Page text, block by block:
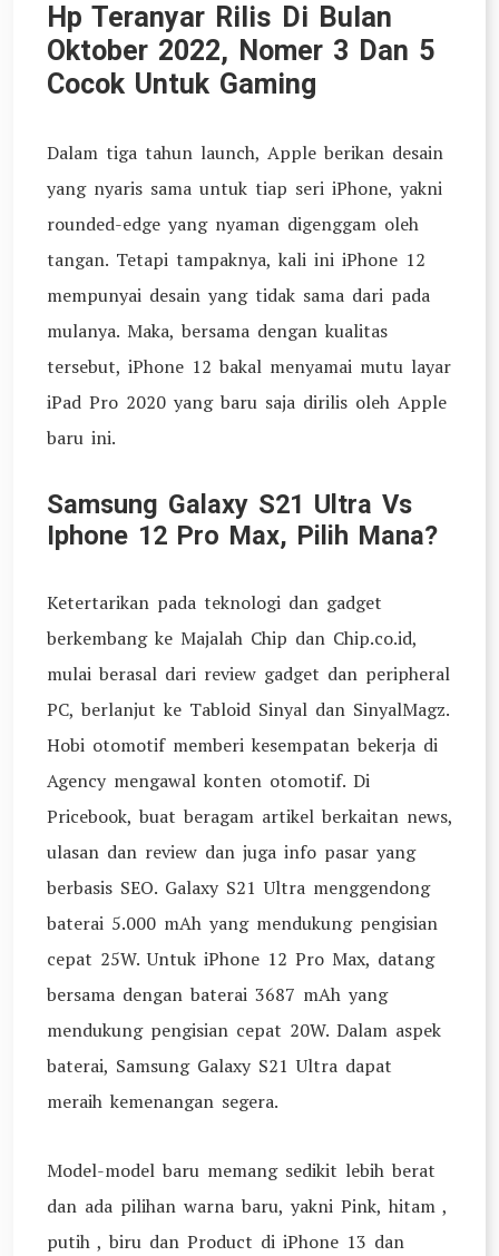
Hp Teranyar Rilis Di Bulan
Oktober 2022, Nomer 3 Dan 5
Cocok Untuk Gaming
Dalam tiga tahun launch, Apple berikan desain
yang nyaris sama untuk tiap seri iPhone, yakni
rounded-edge yang nyaman digenggam oleh
tangan. Tetapi tampaknya, kali ini iPhone 12
mempunyai desain yang tidak sama dari pada
mulanya. Maka, bersama dengan kualitas
tersebut, iPhone 12 bakal menyamai mutu layar
iPad Pro 2020 yang baru saja dirilis oleh Apple
baru ini.
Samsung Galaxy S21 Ultra Vs
Iphone 12 Pro Max, Pilih Mana?
Ketertarikan pada teknologi dan gadget
berkembang ke Majalah Chip dan Chip.co.id,
mulai berasal dari review gadget dan peripheral
PC, berlanjut ke Tabloid Sinyal dan SinyalMagz.
Hobi otomotif memberi kesempatan bekerja di
Agency mengawal konten otomotif. Di
Pricebook, buat beragam artikel berkaitan news,
ulasan dan review dan juga info pasar yang
berbasis SEO. Galaxy S21 Ultra menggendong
baterai 5.000 mAh yang mendukung pengisian
cepat 25W. Untuk iPhone 12 Pro Max, datang
bersama dengan baterai 3687 mAh yang
mendukung pengisian cepat 20W. Dalam aspek
baterai, Samsung Galaxy S21 Ultra dapat
meraih kemenangan segera.
Model-model baru memang sedikit lebih berat
dan ada pilihan warna baru, yakni Pink, hitam ,
putih , biru dan Product di iPhone 13 dan